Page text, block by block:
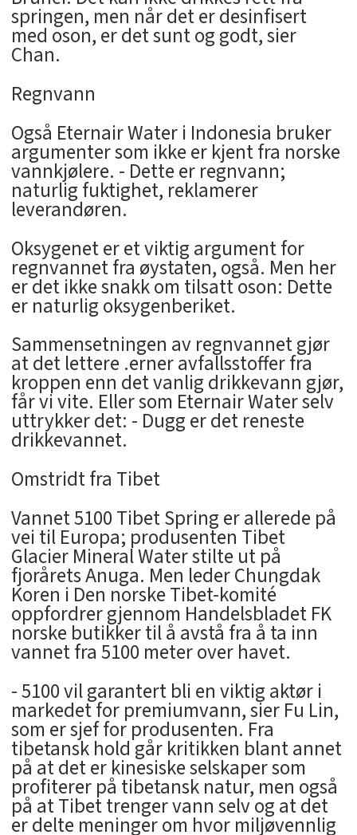
springen, men når det er desinfisert
med oson, er det sunt og godt, sier
Chan.
Regnvann
Også Eternair Water i Indonesia bruker
argumenter som ikke er kjent fra norske
vannkjølere. - Dette er regnvann;
naturlig fuktighet, reklamerer
leverandøren.
Oksygenet er et viktig argument for
regnvannet fra øystaten, også. Men her
er det ikke snakk om tilsatt oson: Dette
er naturlig oksygenberiket.
Sammensetningen av regnvannet gjør
at det lettere .erner avfallsstoffer fra
kroppen enn det vanlig drikkevann gjør,
får vi vite. Eller som Eternair Water selv
uttrykker det: - Dugg er det reneste
drikkevannet.
Omstridt fra Tibet
Vannet 5100 Tibet Spring er allerede på
vei til Europa; produsenten Tibet
Glacier Mineral Water stilte ut på
fjorårets Anuga. Men leder Chungdak
Koren i Den norske Tibet-komité
oppfordrer gjennom Handelsbladet FK
norske butikker til å avstå fra å ta inn
vannet fra 5100 meter over havet.
- 5100 vil garantert bli en viktig aktør i
markedet for premiumvann, sier Fu Lin,
som er sjef for produsenten. Fra
tibetansk hold går kritikken blant annet
på at det er kinesiske selskaper som
profiterer på tibetansk natur, men også
på at Tibet trenger vann selv og at det
er delte meninger om hvor miljøvennlig